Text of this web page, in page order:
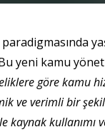
paradigmasında
yeni kamu
göre kamu
ve verimli bir
kaynak kullanımı